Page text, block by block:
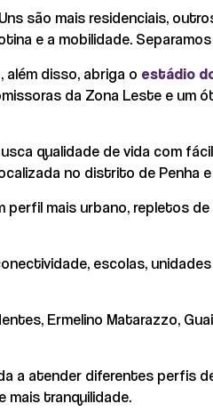
são mais residenciais,
e a mobilidade.
disso, abriga o estádio
da Zona Leste e
qualidade de vida com
no distrito de Penha
perfil mais urbano, repletos
escolas,
Ermelino Matarazzo,
a atender diferentes perfis
mais tranquilidade.